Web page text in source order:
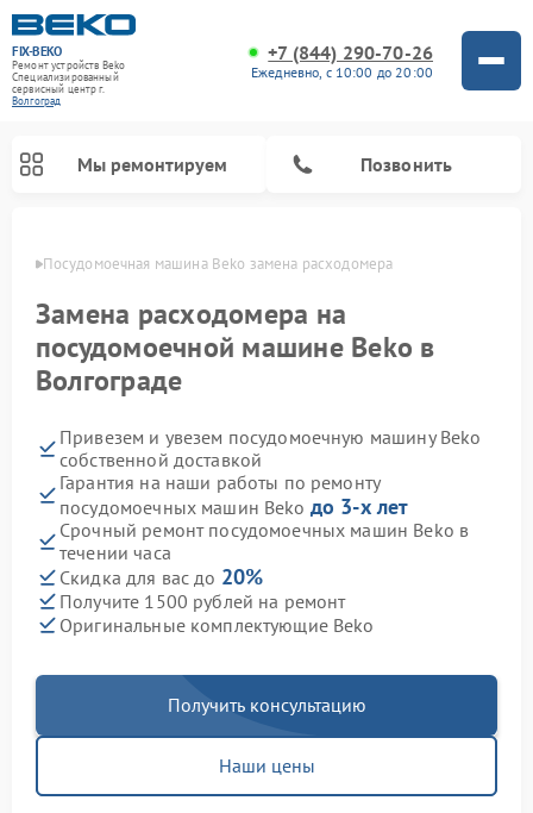
FIX-BEKO
Ремонт устройств Beko
Специализированный
cервисный центр г.
Волгоград
+7 (844) 290-70-26
Ежедневно, с 10:00 до 20:00
Мы ремонтируем Позвонить
Посудомоечная машина Beko замена расходомера
Замена расходомера на
посудомоечной машине Beko в
Волгограде
Привезем и увезем посудомоечную машину Beko
собственной доставкой
Гарантия на наши работы по ремонту
посудомоечных машин Beko до 3-х лет
Срочный ремонт посудомоечных машин Beko в
течении часа
Скидка для вас до 20%
Получите 1500 рублей на ремонт
Оригинальные комплектующие Beko
Получить консультацию
Наши цены